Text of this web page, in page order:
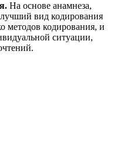
На основе анамнеза,
вид кодирования
методов кодирования, и
ситуации,